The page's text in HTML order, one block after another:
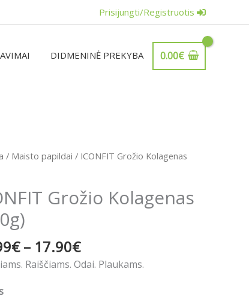
Prisijungti/Registruotis
DIDMENINĖ PREKYBA 0.00€
/ Maisto papildai / ICONFIT Grožio Kolagenas
Grožio Kolagenas
€ – 17.90€
Price
16.99€
through
Raiščiams. Odai. Plaukams.